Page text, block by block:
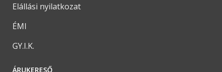
Elállási nyilatkozat
ÉMI
GY.I.K.
ÁRUKERESŐ